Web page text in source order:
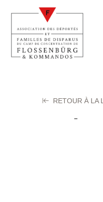
RETOUR À LA
Duyck